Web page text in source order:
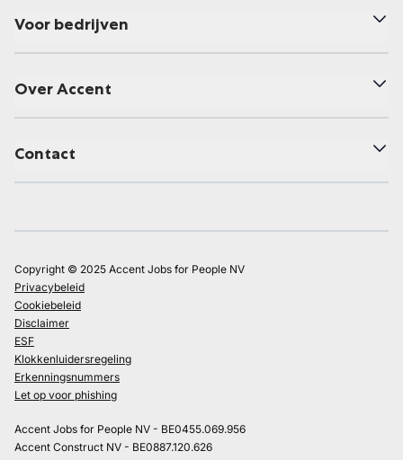
Voor bedrijven
Over Accent
Contact
Copyright © 2025 Accent Jobs for People NV
Privacybeleid
Cookiebeleid
Disclaimer
ESF
Klokkenluidersregeling
Erkenningsnummers
Let op voor phishing
Accent Jobs for People NV - BE0455.069.956
Accent Construct NV - BE0887.120.626